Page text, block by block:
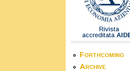
Rivista
accreditata
Forthcoming
Archive